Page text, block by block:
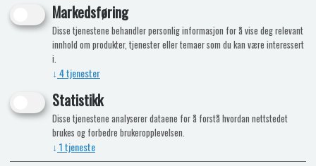
Markedsføring
Disse tjenestene behandler personlig informasjon for å vise deg relevant
innhold om produkter, tjenester eller temaer som du kan være interessert
i.
↓ 4tjenester
Statistikk
Disse tjenestene analyserer dataene for å forstå hvordan nettstedet
brukes og forbedre brukeropplevelsen.
↓ 1tjeneste